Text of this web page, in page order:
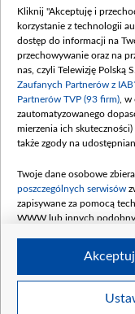
Kliknij "Akceptuję i
korzystanie z technologii
dostęp do informacji na
przechowywanie oraz na
nas, czyli Telewizję Polską
Zaufanych Partnerów z
Partnerów TVP (93 firm) ,
zautomatyzowanego
mierzenia ich
także zgody na
Twoje dane osobowe
poszczególnych serwisów
zapisywane za pomocą
WWW lub innych
Twoje dane osobowe